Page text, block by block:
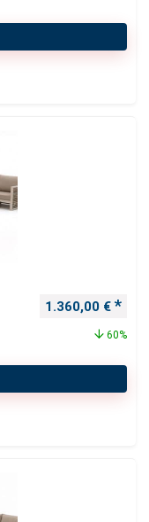
Ursprünglicher
1.360,00 €
60%